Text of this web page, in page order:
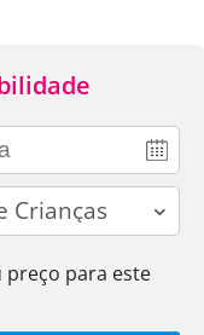
preço para este